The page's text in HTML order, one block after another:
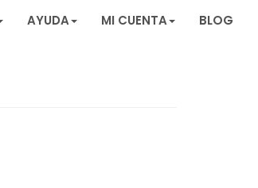
AYUDA MI CUENTA BLOG